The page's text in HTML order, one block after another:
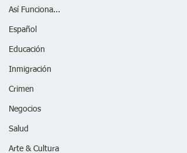
Así Funciona...
Español
Educación
Inmigración
Crimen
Negocios
Salud
Arte & Cultura